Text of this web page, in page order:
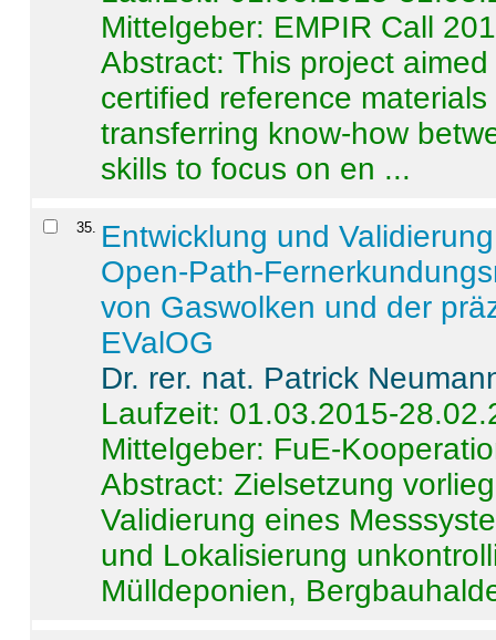
Mittelgeber: EMPIR Call
Abstract:This project
certified reference
transferring know-how
skills to focus on en ...
35. Entwicklung und
Open-Path-
von Gaswolken und der
EValOG
Dr. rer. nat. Patrick
Laufzeit: 01.03.2015-
Mittelgeber: FuE-
Abstract:Zielsetzung
Validierung eines
und Lokalisierung
Mülldeponien,